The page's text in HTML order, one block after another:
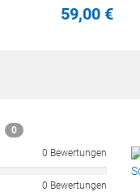
59,00 €
0
0 Bewertungen
0 Bewertungen